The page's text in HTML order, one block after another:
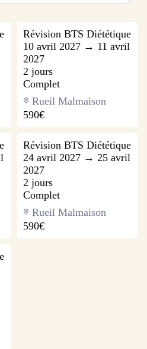
Révision BTS Diététique
10 avril 2027 → 11 avril
2027
2 jours
Complet
Rueil Malmaison
590€
Révision BTS Diététique
24 avril 2027 → 25 avril
2027
2 jours
Complet
Rueil Malmaison
590€